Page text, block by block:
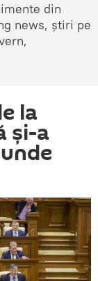
din
news, știri pe
la
și-a